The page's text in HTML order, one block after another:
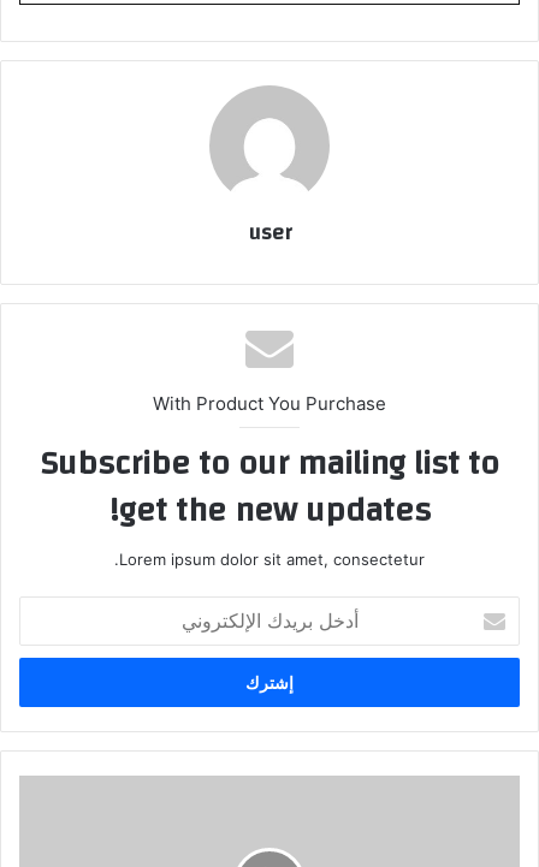
user
With Product You Purchase
Subscribe to our mailing list to
get the new updates!
Lorem ipsum dolor sit amet, consectetur.
بريدك
الإلكتروني